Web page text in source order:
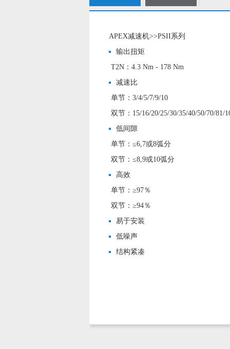
APEX减速机>>PSII系列
输出扭矩
T2N：4.3 Nm - 178 Nm
减速比
单节：3/4/5/7/9/10
双节：15/16/20/25/30/35/40/50/70/81/
低间隙
单节：≤6,7或8弧分
双节：≤8,9或10弧分
高效
单节：≥97％
双节：≥94％
易于安装
低噪声
结构紧凑